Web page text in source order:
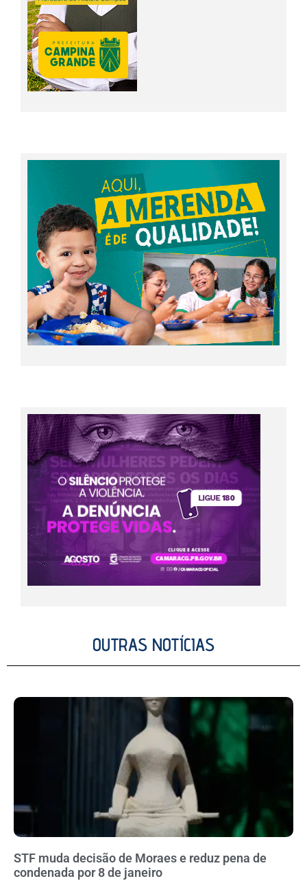
OUTRAS NOTÍCIAS
STF muda decisão de Moraes e reduz pena de
condenada por 8 de janeiro